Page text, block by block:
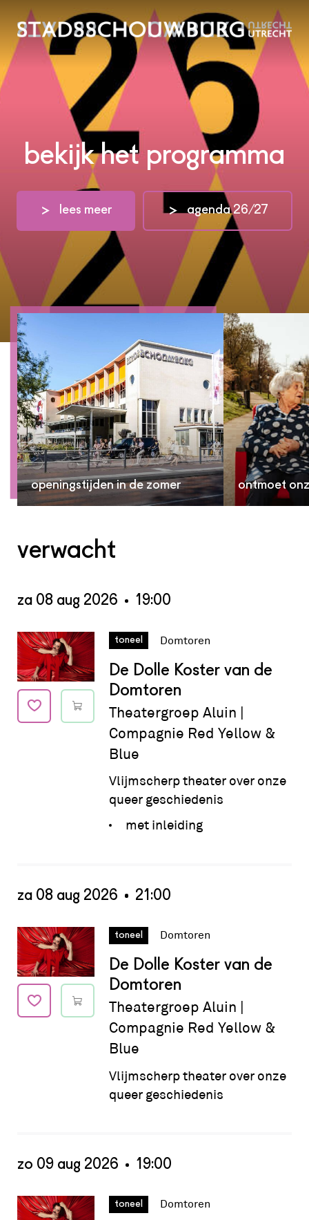
bekijk het programma
lees meer agenda 26/27
openingstijden in de zomer ontmoet
verwacht
De Dolle Koster van de
Domtoren
Theatergroep Aluin |
Compagnie Red Yellow &
Blue
Vlijmscherp theater over onze
queer geschiedenis
met inleiding
Datum: za 08 aug 2026 - 19:00
toneel Domtoren
za 08 aug 2026 19:00
De Dolle Koster van de
Domtoren
Theatergroep Aluin |
Compagnie Red Yellow &
Blue
Vlijmscherp theater over onze
queer geschiedenis
Datum: za 08 aug 2026 - 21:00
toneel Domtoren
za 08 aug 2026 21:00
Datum: zo 09 aug 2026 - 19:00
toneel Domtoren
zo 09 aug 2026 19:00